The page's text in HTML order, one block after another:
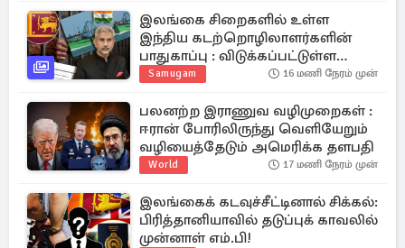
இலங்கை சிறைகளில் உள்ள
இந்திய கடற்றொழிலாளர்களின்
பாதுகாப்பு : விடுக்கப்பட்டுள்ள
கோரிக்கை!
Samugam 16 மணி நேரம் முன்
பலனற்ற இராணுவ வழிமுறைகள் :
ஈரான் போரிலிருந்து வெளியேறும்
வழியைத்தேடும் அமெரிக்க தளபதி
World 17 மணி நேரம் முன்
இலங்கைக் கடவுச்சீட்டினால் சிக்கல்:
பிரித்தானியாவில் தடுப்புக் காவலில்
முன்னாள் எம்.பி!